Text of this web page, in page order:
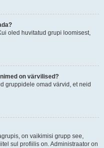
oled huvitatud grupi loomisest,
on värvilised?
gruppidele omad värvid, et neid
on vaikimisi grupp see,
sul profiilis on. Administraator on